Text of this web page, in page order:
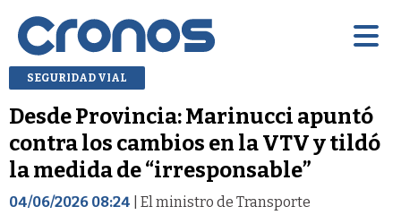
SEGURIDAD VIAL
Desde Provincia: Marinucci apuntó
contra los cambios en la VTV y tildó
la medida de “irresponsable”
04/06/2026 08:24 | El ministro de Transporte